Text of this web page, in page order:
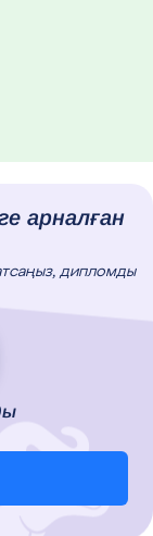
арналған
дипломды